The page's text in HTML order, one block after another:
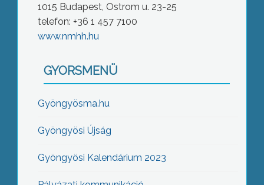
1015 Budapest, Ostrom u. 23-25
telefon: +36 1 457 7100
www.nmhh.hu
GYORSMENÜ
Gyöngyösma.hu
Gyöngyösi Újság
Gyöngyösi Kalendárium 2023